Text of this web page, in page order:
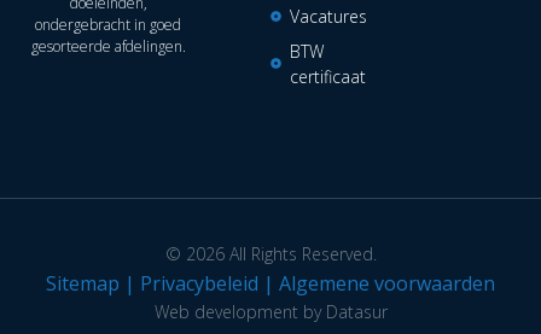
ondergebracht in goed
gesorteerde afdelingen.
Vacatures
BTW
certificaat
© 2026 All Rights Reserved.
Sitemap | Privacybeleid | Algemene voorwaarden
Web development by Datasur